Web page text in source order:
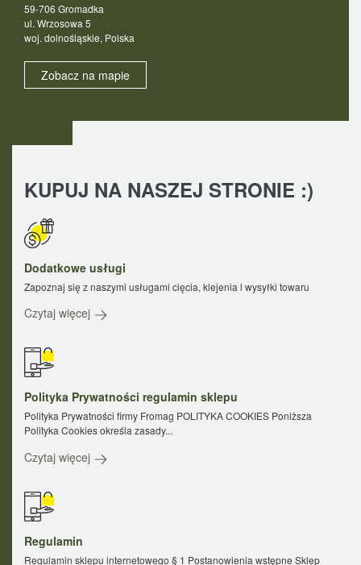
59-706 Gromadka
ul. Wrzosowa 5
woj. dolnośląskie, Polska
Zobacz na mapie
KUPUJ NA NASZEJ STRONIE :)
Dodatkowe usługi
Zapoznaj się z naszymi usługami cięcia, klejenia i wysyłki towaru
Czytaj więcej
Polityka Prywatności regulamin sklepu
Polityka Prywatności firmy Fromag POLITYKA COOKIES Poniższa
Polityka Cookies określa zasady...
Czytaj więcej
Regulamin
Regulamin sklepu internetowego § 1 Postanowienia wstępne Sklep